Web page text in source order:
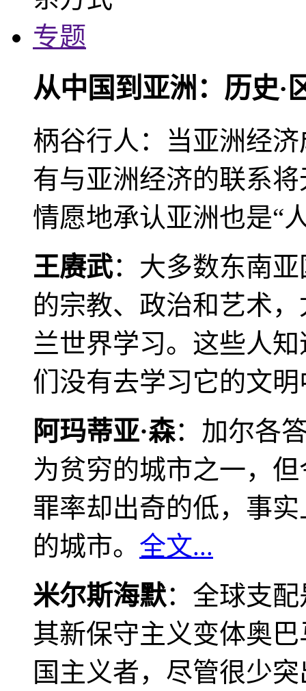
专题
从中国到亚洲：历史·
柄谷行人：当亚洲经
有与亚洲经济的联系
情愿地承认亚洲也是“
王赓武：大多数东南
的宗教、政治和艺术
兰世界学习。这些人
们没有去学习它的文
阿玛蒂亚·森：加尔各
为贫穷的城市之一，
罪率却出奇的低，事
的城市。 全文...
米尔斯海默：全球支
其新保守主义变体奥
国主义者，尽管很少